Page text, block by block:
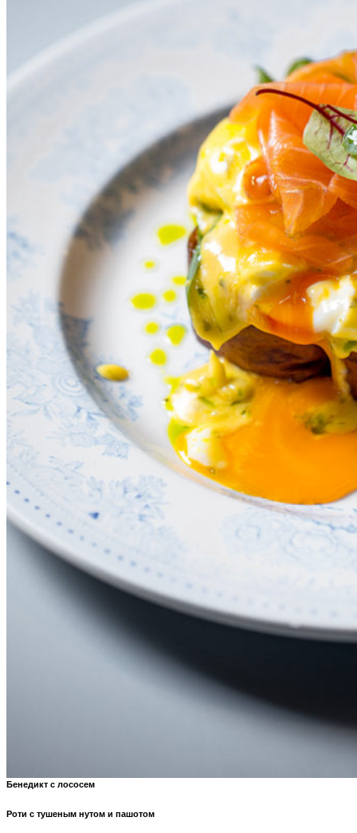
Бенедикт с лососем
Роти с тушеным нутом и пашотом